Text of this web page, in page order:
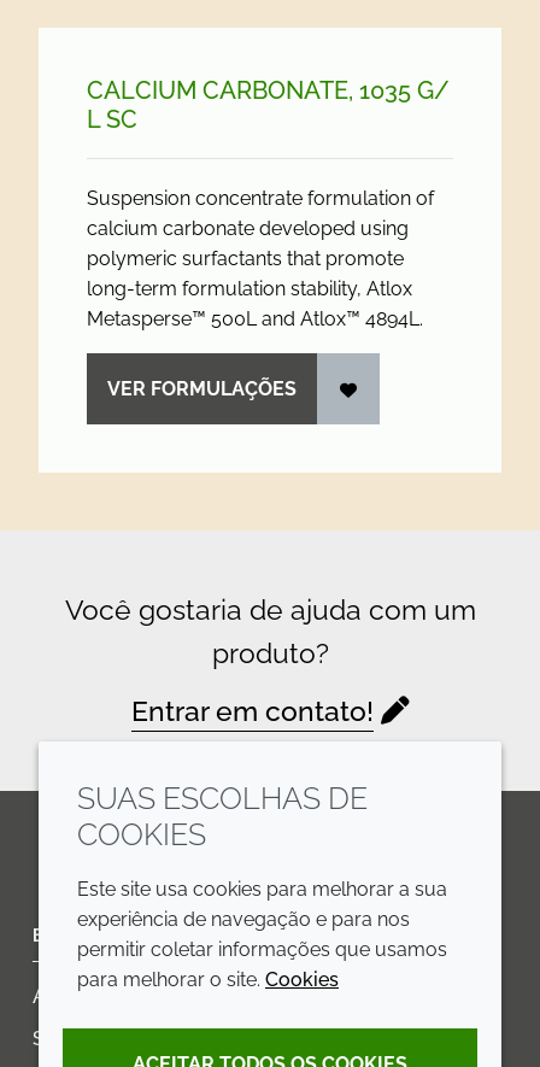
CALCIUM CARBONATE, 1035 G/
L SC
Suspension concentrate formulation of
calcium carbonate developed using
polymeric surfactants that promote
long-term formulation stability, Atlox
Metasperse™ 500L and Atlox™ 4894L.
VER FORMULAÇÕES
Você gostaria de ajuda com um
produto?
Entrar em contato!
LinkedInYoutubeLine
EMPRESA
Annual Report
Sustainability Report
LEGAL
Termos e condições
SUAS ESCOLHAS DE
COOKIES
Este site usa cookies para melhorar a sua
experiência de navegação e para nos
permitir coletar informações que usamos
para melhorar o site. Cookies